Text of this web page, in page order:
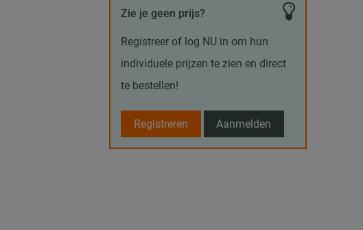
Zie je geen prijs?
Registreer of log NU in om hun
individuele prijzen te zien en direct
te bestellen!
Registreren Aanmelden